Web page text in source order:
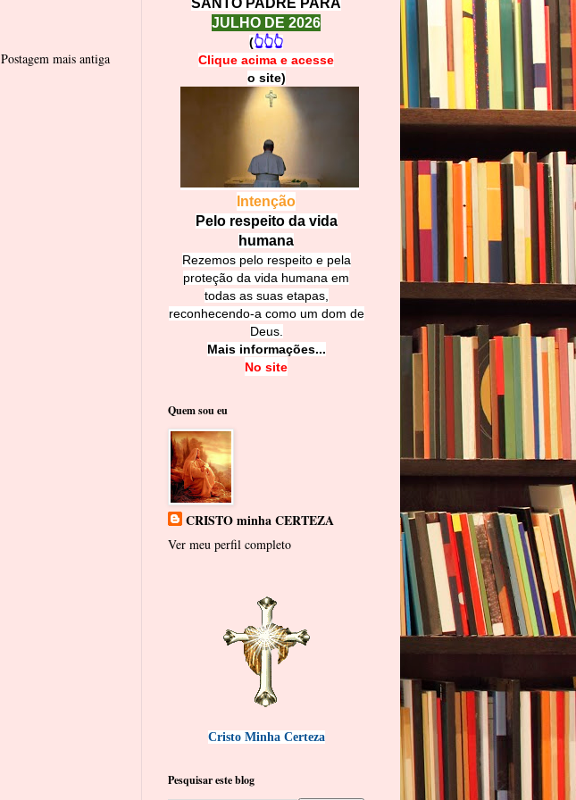
Postagem mais antiga
SANTO PADRE PARA
JULHO DE 2026
(👆👆👆
Clique acima e acesse
o site)
Intenção
Pelo respeito da vida
humana
Rezemos pelo respeito e pela
proteção da vida humana em
todas as suas etapas,
reconhecendo-a como um dom de
Deus.
Mais informações...
No site
Quem sou eu
CRISTO minha CERTEZA
Ver meu perfil completo
Cristo Minha Certeza
Pesquisar este blog